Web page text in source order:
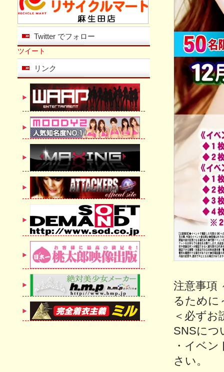
注意事項
るために
＜必ずお
SNSにつ
・イベ
さい。
Twitter でフォロー
ツイート
リンク